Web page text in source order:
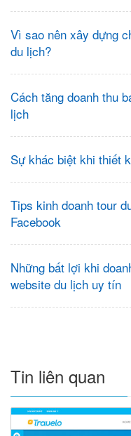
Vì sao nên xây dựng
du lịch?
Cách tăng doanh thu
lịch
Sự khác biệt khi thiết
Tips kinh doanh tour
Facebook
Những bất lợi khi
website du lịch uy tín
Tin liên quan